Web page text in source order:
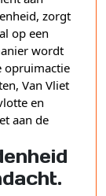
zorgt
op een
wordt
opruimactie
Van Vliet
en
aan de